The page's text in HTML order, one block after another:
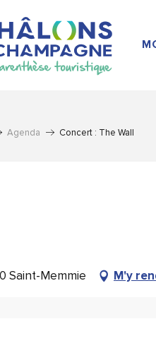
Agenda Concert : The Wall
Saint-Memmie M'y